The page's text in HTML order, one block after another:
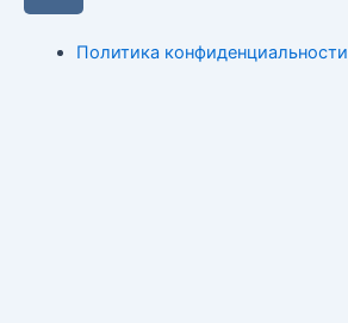
Политика конфиденциальности